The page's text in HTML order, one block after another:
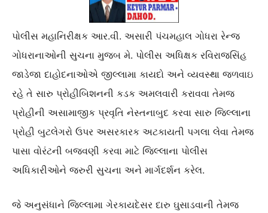
પોલીસ મહાનિરીક્ષક આર.વી. અસારી પંચમહાલ ગોધરા રેન્જ
ગોધરાનાઓની સુચના મુજબ મે. પોલીસ અધિક્ષક રવિરાજસિંહ
જાડેજા દાહોદનાઓએ જીલ્લામા કાયદો અને વ્યવસ્થા જળવાઇ
રહે તે સારુ પ્રોહીબિશનની કડક અમલવારી કરાવવા તેમજ
પ્રોહીની અસામાજીક પ્રવૃતિ નેસ્તનાબુદ કરવા સારુ જિલ્લાના
પ્રોહી બુટલેગરો ઉપર અસરકારક અટકાયતી પગલા લેવા તેમજ
પાસા વોરંટની બજવણી કરવા માટે જિલ્લાના પોલીસ
અધિકારીઓને જરુરી સુચના અને માર્ગદર્શન કરેલ.
જે અનુસંધાને જિલ્લામા ગેરકાયદેસર દારુ ઘુસાડવાની તેમજ